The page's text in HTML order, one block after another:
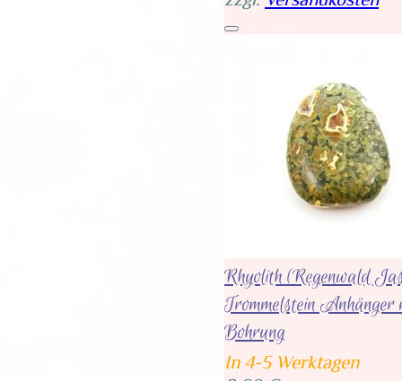
Rhyolith (Regenwald
Trommelstein Anhänger
Bohrung
In 4-5 Werktagen